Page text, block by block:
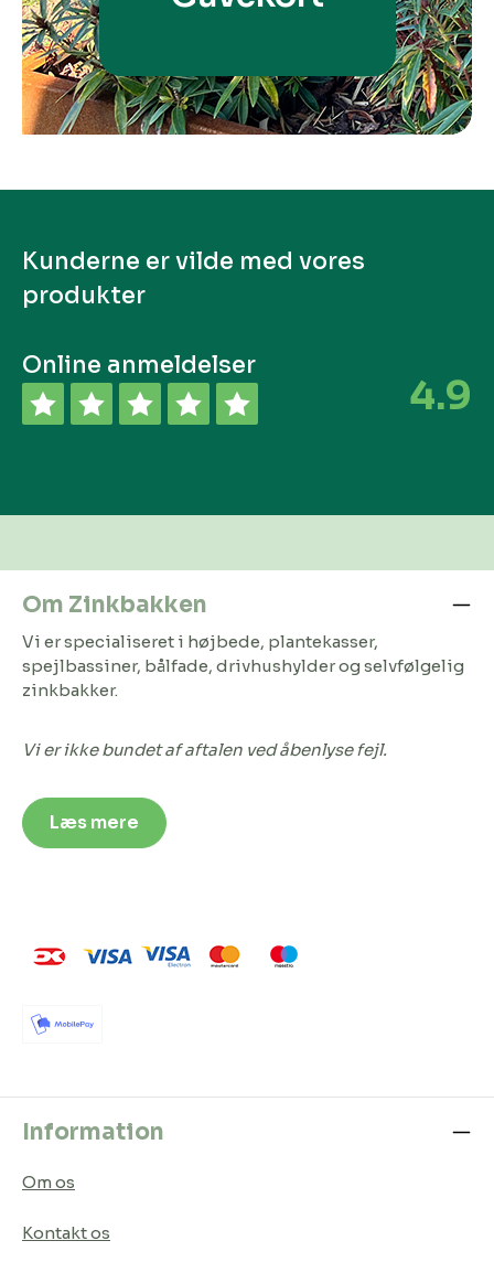
Kunderne er vilde med vores
produkter
Online anmeldelser
4.9
Om Zinkbakken
Vi er specialiseret i højbede, plantekasser,
spejlbassiner, bålfade, drivhushylder og selvfølgelig
zinkbakker.
Vi er ikke bundet af aftalen ved åbenlyse fejl.
Læs mere
Information
Om os
Kontakt os